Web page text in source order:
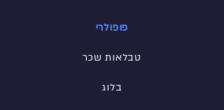
פופולרי
טבלאות שכר
בלוג